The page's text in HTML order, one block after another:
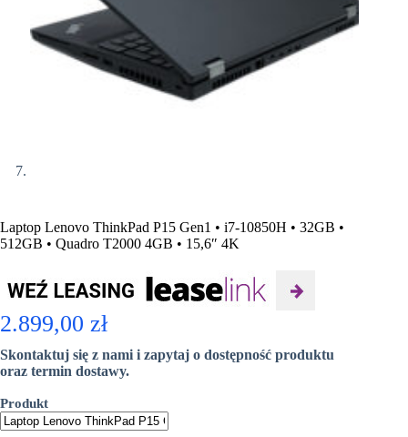
Laptop Lenovo ThinkPad P15 Gen1 • i7-10850H • 32GB •
512GB • Quadro T2000 4GB • 15,6″ 4K
2.899,00 zł
Skontaktuj się z nami i zapytaj o dostępność produktu
oraz termin dostawy.
Produkt